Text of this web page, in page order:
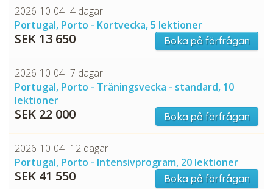
2026-10-04 4 dagar
Portugal, Porto - Kortvecka, 5 lektioner
SEK 13 650 Boka på förfrågan
2026-10-04 7 dagar
Portugal, Porto - Träningsvecka - standard, 10
lektioner
SEK 22 000 Boka på förfrågan
2026-10-04 12 dagar
Portugal, Porto - Intensivprogram, 20 lektioner
SEK 41 550 Boka på förfrågan